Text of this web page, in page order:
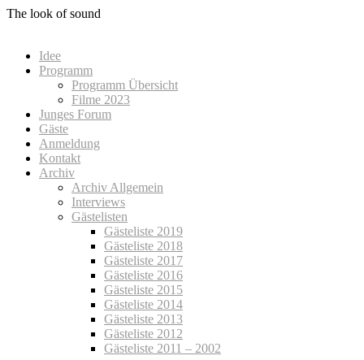
Zum
The look of sound
Idee
Programm
Programm Übersicht
Filme 2023
Junges Forum
Gäste
Anmeldung
Kontakt
Archiv
Archiv Allgemein
Interviews
Gästelisten
Gästeliste 2019
Gästeliste 2018
Gästeliste 2017
Gästeliste 2016
Gästeliste 2015
Gästeliste 2014
Gästeliste 2013
Gästeliste 2012
Gästeliste 2011 – 2002